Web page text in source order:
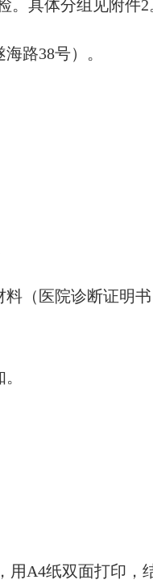
具体分组见附件2
路38号）。
（医院诊断证明
用A4纸双面打印，